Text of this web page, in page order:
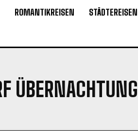
ROMANTIKREISEN STÄDTEREISEN
ÜBERNACHTUNG